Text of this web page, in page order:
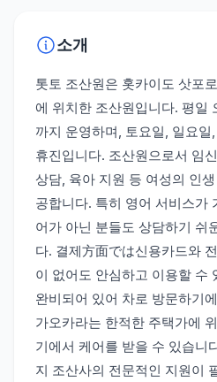
소개
톳토 조산원은 홋카이도 삿포
에 위치한 조산원입니다. 평일
까지 운영하며, 토요일, 일요
휴진입니다. 조산원으로서 임
상담, 육아 지원 등 여성의 인
공합니다. 특히 영어 서비스가
어가 아닌 분들도 상담하기 쉬
다. 결제方面では신용카드와
이 없어도 안심하고 이용할 수
완비되어 있어 차로 방문하기
가오카라는 한적한 주택가에
기에서 케어를 받을 수 있습니
지 조산사의 전문적인 지원이